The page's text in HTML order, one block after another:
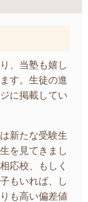
、当塾も嬉し
す。生徒の進
に掲載してい
新たな受験生
を見てきまし
応校、もしく
もいれば、し
も高い偏差値